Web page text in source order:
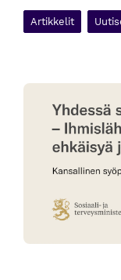
Artikkelit
Yhteinen suunta